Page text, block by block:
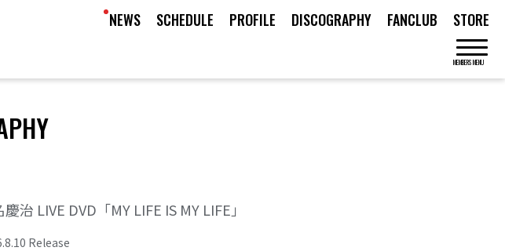
MEMBERS MENU
NEWS SCHEDULE PROFILE DISCOGRAPHY FANCLUB STORE
治 LIVE DVD「MY LIFE IS MY LIFE」
Release